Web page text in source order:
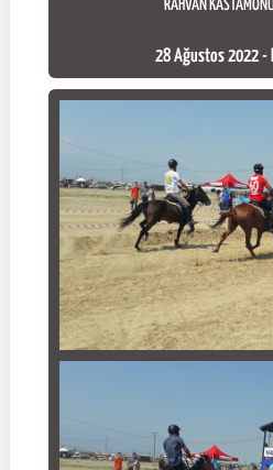
RAHVAN
28 Ağustos 2022 -